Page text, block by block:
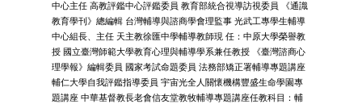
中心主任 高教評鑑中心評鑑委員 教育部統合視導訪視委員 《通識
教育學刊》總編輯 台灣輔導與諮商學會理監事 光武工專學生輔導
中心組長、主任 天主教徐匯中學輔導教師現 任：中原大學榮譽教
授 國立臺灣師範大學教育心理與輔導學系兼任教授 《臺灣諮商心
理學報》編輯委員 國家考試命題委員 法務部矯正署輔導專題講座
輔仁大學自我評鑑指導委員 宇宙光全人關懷機構豐盛生命學園專
題講座 中華基督教長老會信友堂教牧輔導專題講座任教科目：輔